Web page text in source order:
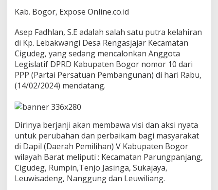
o
a
D
P
R
D
K
t
e
n
B
o
g
o
Kab. Bogor, Expose Online.co.id
Asep Fadhlan, S.E adalah salah satu putra kelahiran
di Kp. Lebakwangi Desa Rengasjajar Kecamatan
Cigudeg, yang sedang mencalonkan Anggota
Legislatif DPRD Kabupaten Bogor nomor 10 dari
PPP (Partai Persatuan Pembangunan) di hari Rabu,
(14/02/2024) mendatang.
Dirinya berjanji akan membawa visi dan aksi nyata
untuk perubahan dan perbaikam bagi masyarakat
di Dapil (Daerah Pemilihan) V Kabupaten Bogor
wilayah Barat meliputi : Kecamatan Parungpanjang,
Cigudeg, Rumpin,Tenjo Jasinga, Sukajaya,
Leuwisadeng, Nanggung dan Leuwiliang.